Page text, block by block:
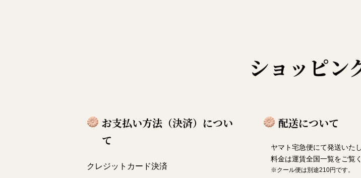
ショッピン
お支払い方法（決済）につい
て
クレジットカード決済
配送について
ヤマト宅急便にて発送いたし
料金は運賃全国一覧をご覧
※クール便は別途210円です。